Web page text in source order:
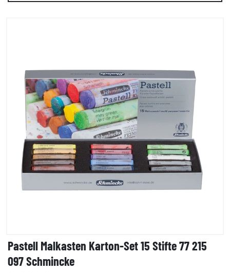
Pastell Malkasten Karton-Set 15 Stifte 77 215
097 Schmincke